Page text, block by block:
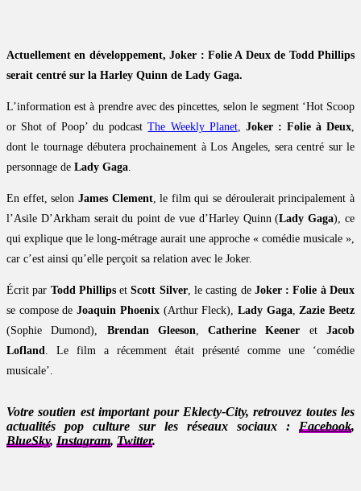
Actuellement en développement, Joker : Folie A Deux de Todd Phillips
serait centré sur la Harley Quinn de Lady Gaga.
L’information est à prendre avec des pincettes, selon le segment ‘Hot Scoop
or Shot of Poop’ du podcastThe Weekly Planet, Joker : Folie à Deux,
dont le tournage débutera prochainement à Los Angeles, sera centré sur le
personnage de Lady Gaga.
En effet, selon James Clement, le film qui se déroulerait principalement à
l’Asile D’Arkham serait du point de vue d’Harley Quinn (Lady Gaga), ce
qui explique que le long-métrage aurait une approche « comédie musicale »,
car c’est ainsi qu’elle perçoit sa relation avec le Joker.
Écrit par Todd PhillipsetScott Silver, le casting de Joker : Folie à Deux
se compose deJoaquin Phoenix(Arthur Fleck), Lady Gaga,Zazie Beetz
(Sophie Dumond), Brendan Gleeson,Catherine Keener etJacob
Lofland. Le film a récemment était présenté comme une ‘comédie
musicale’.
Votre soutien est important pour Eklecty-City, retrouvez toutes les
actualités pop culture sur les réseaux sociaux : Facebook,
BlueSky, Instagram, Twitter.